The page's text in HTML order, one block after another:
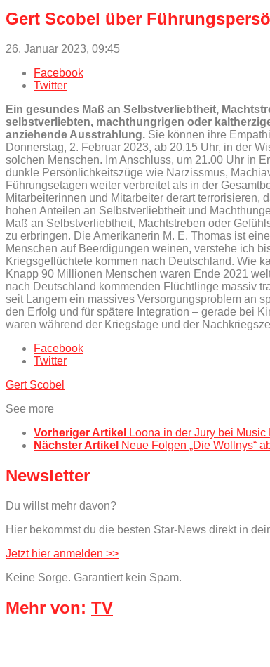
Gert Scobel über
26. Januar 2023, 09:45
Facebook
Twitter
Ein gesundes Maß an Selbstverliebtheit,
selbstverliebten, machthungrigen oder
anziehende Ausstrahlung. Sie können ihre
Donnerstag, 2. Februar 2023, ab 20.15 Uhr, in der
solchen Menschen. Im Anschluss, um 21.00 Uhr in
dunkle Persönlichkeitszüge wie Narzissmus,
Führungsetagen weiter verbreitet als in der
Mitarbeiterinnen und Mitarbeiter derart
hohen Anteilen an Selbstverliebtheit und
Maß an Selbstverliebtheit, Machtstreben oder
zu erbringen. Die Amerikanerin M. E. Thomas ist
Menschen auf Beerdigungen weinen, verstehe ich
Kriegsgeflüchtete kommen nach Deutschland. Wie
Knapp 90 Millionen Menschen waren Ende 2021
nach Deutschland kommenden Flüchtlinge massiv
seit Langem ein massives Versorgungsproblem an
den Erfolg und für spätere Integration – gerade bei
waren während der Kriegstage und der
Facebook
Twitter
Gert Scobel
See more
Vorheriger Artikel
Loona in der Jury bei Music
Nächster Artikel Neue Folgen „Die Wollnys“
Newsletter
Du willst mehr davon?
Hier bekommst du die besten Star-News direkt in
Jetzt hier anmelden >>
Keine Sorge. Garantiert kein Spam.
Mehr von: TV